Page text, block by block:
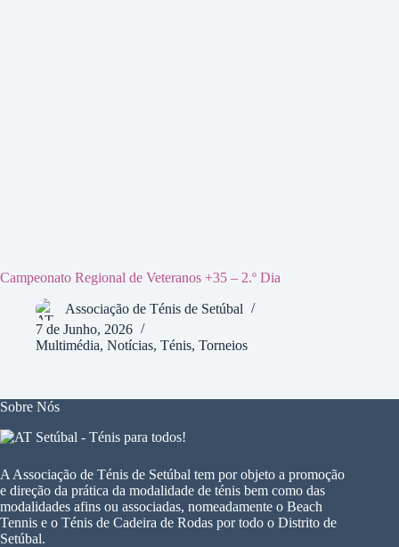
Campeonato Regional de Veteranos +35 – 2.º Dia
Associação de Ténis de Setúbal
7 de Junho, 2026
Multimédia, Notícias, Ténis, Torneios
Sobre Nós
A Associação de Ténis de Setúbal tem por objeto a promoção
e direção da prática da modalidade de ténis bem como das
modalidades afins ou associadas, nomeadamente o Beach
Tennis e o Ténis de Cadeira de Rodas por todo o Distrito de
Setúbal.